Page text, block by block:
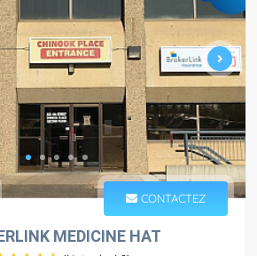
CONTACTEZ
MEDICINE HAT